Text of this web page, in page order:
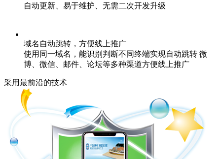
自动更新、易于维护、无需二次开发升级
域名自动跳转，方便线上推广
使用同一域名，能识别判断不同终端实现自动跳转 微
博、微信、邮件、论坛等多种渠道方便线上推广
采用最前沿的技术